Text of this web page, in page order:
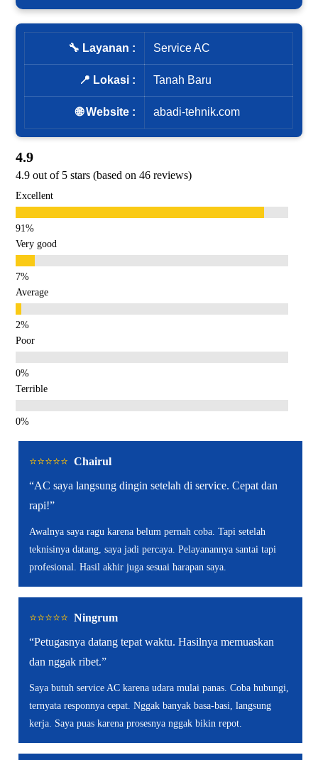
🔧 Layanan : Service AC
📍 Lokasi : Tanah Baru
🌐 Website : abadi-tehnik.com
4.9
4.9 out of 5 stars (based on 46 reviews)
Excellent
Very good
Average
Poor
Terrible
⭐️⭐️⭐️⭐️⭐️ Chairul
“AC saya langsung dingin setelah di service. Cepat dan
rapi!”
Awalnya saya ragu karena belum pernah coba. Tapi setelah
teknisinya datang, saya jadi percaya. Pelayanannya santai tapi
profesional. Hasil akhir juga sesuai harapan saya.
⭐️⭐️⭐️⭐️⭐️ Ningrum
“Petugasnya datang tepat waktu. Hasilnya memuaskan
dan nggak ribet.”
Saya butuh service AC karena udara mulai panas. Coba hubungi,
ternyata responnya cepat. Nggak banyak basa-basi, langsung
kerja. Saya puas karena prosesnya nggak bikin repot.